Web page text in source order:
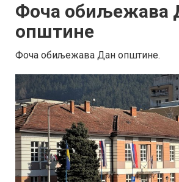
Фоча обиљежава
општине
Фоча обиљежава Дан општине.